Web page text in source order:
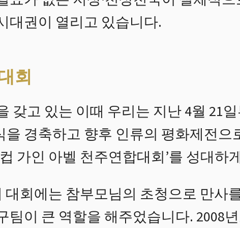
대권이 열리고 있습니다.
회
갖고 있는 이때 우리는 지난 4월 21
을 경축하고 향후 인류의 평화제전으
가인 아벨 천주연합대회’를 성대하
대회에는 참부모님의 초청으로 만사
팀이 큰 역할을 해주었습니다. 2008